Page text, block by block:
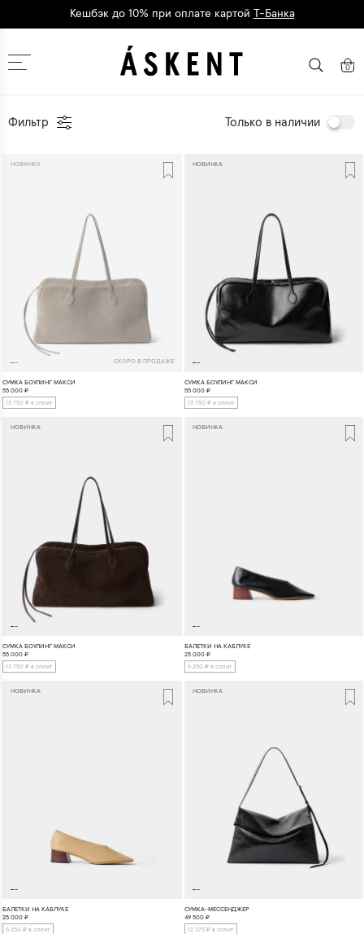
Кешбэк до 10% при оплате картой Т-Банка
Москва 0
Только в наличии
Фильтр
НОВИНКА
СКОРО В ПРОДАЖЕ
СУМКА БОУЛИНГ МАКСИ
55 000 ₽
13 750 ₽ в сплит
НОВИНКА
СУМКА БОУЛИНГ МАКСИ
55 000₽
13 750 ₽ в сплит
НОВИНКА
СУМКА БОУЛИНГ МАКСИ
55 000 ₽
13 750 ₽ в сплит
НОВИНКА
БАЛЕТКИ НА КАБЛУКЕ
25 000₽
6 250 ₽ в сплит
НОВИНКА
БАЛЕТКИ НА КАБЛУКЕ
25 000 ₽
6 250 ₽ в сплит
НОВИНКА
СУМКА-МЕССЕНДЖЕР
49 500₽
12 375 ₽ в сплит